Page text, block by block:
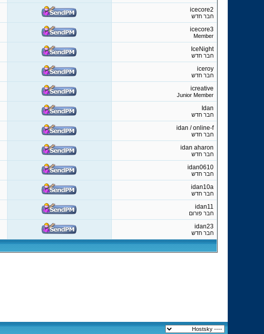
icecore2
חבר חדש
icecore3
Member
IceNight
חבר חדש
iceroy
חבר חדש
icreative
Junior Member
Idan
חבר חדש
idan / online-f
חבר חדש
idan aharon
חבר חדש
idan0610
חבר חדש
idan10a
חבר חדש
idan11
חבר פורום
idan23
חבר חדש